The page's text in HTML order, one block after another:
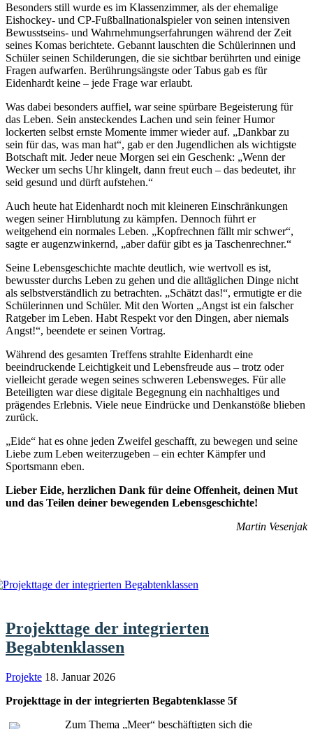
Besonders still wurde es im Klassenzimmer, als der ehemalige
Eishockey- und CP-Fußballnationalspieler von seinen intensiven
Bewusstseins- und Wahrnehmungserfahrungen während der Zeit
seines Komas berichtete. Gebannt lauschten die Schülerinnen und
Schüler seinen Schilderungen, die sie sichtbar berührten und einige
Fragen aufwarfen. Berührungsängste oder Tabus gab es für
Eidenhardt keine – jede Frage war erlaubt.
Was dabei besonders auffiel, war seine spürbare Begeisterung für
das Leben. Sein ansteckendes Lachen und sein feiner Humor
lockerten selbst ernste Momente immer wieder auf. „Dankbar zu
sein für das, was man hat“, gab er den Jugendlichen als wichtigste
Botschaft mit. Jeder neue Morgen sei ein Geschenk: „Wenn der
Wecker um sechs Uhr klingelt, dann freut euch – das bedeutet, ihr
seid gesund und dürft aufstehen.“
Auch heute hat Eidenhardt noch mit kleineren Einschränkungen
wegen seiner Hirnblutung zu kämpfen. Dennoch führt er
weitgehend ein normales Leben. „Kopfrechnen fällt mir schwer“,
sagte er augenzwinkernd, „aber dafür gibt es ja Taschenrechner.“
Seine Lebensgeschichte machte deutlich, wie wertvoll es ist,
bewusster durchs Leben zu gehen und die alltäglichen Dinge nicht
als selbstverständlich zu betrachten. „Schätzt das!“, ermutigte er die
Schülerinnen und Schüler. Mit den Worten „Angst ist ein falscher
Ratgeber im Leben. Habt Respekt vor den Dingen, aber niemals
Angst!“, beendete er seinen Vortrag.
Während des gesamten Treffens strahlte Eidenhardt eine
beeindruckende Leichtigkeit und Lebensfreude aus – trotz oder
vielleicht gerade wegen seines schweren Lebensweges. Für alle
Beteiligten war diese digitale Begegnung ein nachhaltiges und
prägendes Erlebnis. Viele neue Eindrücke und Denkanstöße blieben
zurück.
„Eide“ hat es ohne jeden Zweifel geschafft, zu bewegen und seine
Liebe zum Leben weiterzugeben – ein echter Kämpfer und
Sportsmann eben.
Lieber Eide, herzlichen Dank für deine Offenheit, deinen Mut
und das Teilen deiner bewegenden Lebensgeschichte!
Martin Vesenjak
Projekttage der integrierten
Begabtenklassen
Projekte 18. Januar 2026
Projekttage in der integrierten Begabtenklasse 5f
Zum Thema „Meer“ beschäftigten sich die